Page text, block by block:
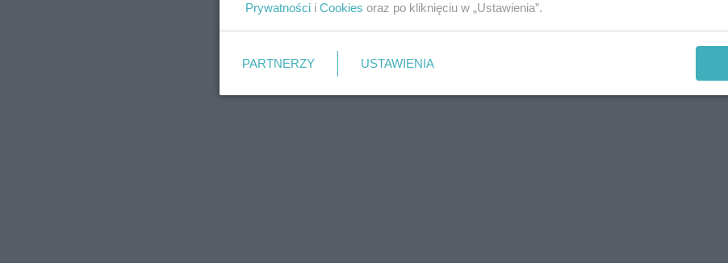
Prywatności i Cookies oraz po kliknięciu w „Ustawienia”.
PARTNERZY USTAWIENIA